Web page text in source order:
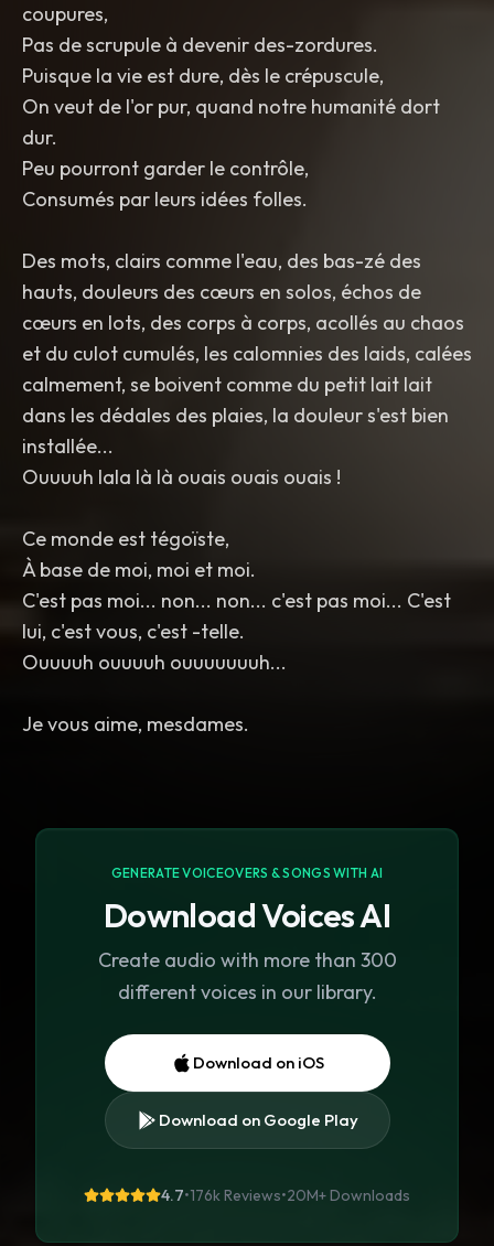
coupures,
Pas de scrupule à devenir des-zordures.
Puisque la vie est dure, dès le crépuscule,
On veut de l'or pur, quand notre humanité dort
dur.
Peu pourront garder le contrôle,
Consumés par leurs idées folles.
Des mots, clairs comme l'eau, des bas-zé des
hauts, douleurs des cœurs en solos, échos de
cœurs en lots, des corps à corps, acollés au chaos
et du culot cumulés, les calomnies des laids, calées
calmement, se boivent comme du petit lait lait
dans les dédales des plaies, la douleur s'est bien
installée...
Ouuuuh lala là là ouais ouais ouais !
Ce monde est tégoïste,
À base de moi, moi et moi.
C'est pas moi... non... non... c'est pas moi... C'est
lui, c'est vous, c'est -telle.
Ouuuuh ouuuuh ouuuuuuuh...
GENERATE VOICEOVERS & SONGS WITH AI
Download Voices AI
Create audio with more than 300
different voices in our library.
Download on iOS
Download on Google Play
4.7•176k Reviews•20M+ Downloads